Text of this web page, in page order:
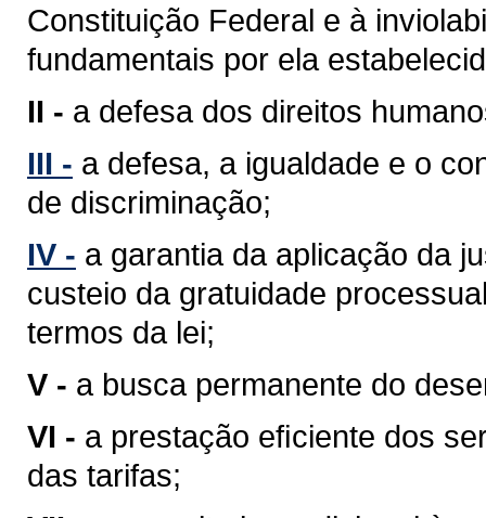
Constituição Federal e à
fundamentais por ela
II - a defesa dos direitos
III - a defesa, a igualdade e o
de discriminação;
IV - a garantia da aplicação da
custeio da gratuidade
termos da lei;
V - a busca permanente do
VI - a prestação eﬁciente dos
das tarifas;